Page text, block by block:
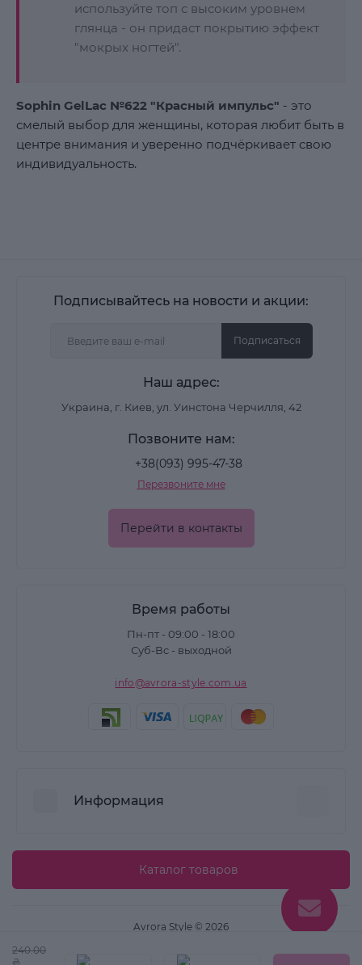
240.00
₴
используйте топ с высоким уровнем
глянца - он придаст покрытию эффект
"мокрых ногтей".
Sophin GelLac №622 "Красный импульс" - это
смелый выбор для женщины, которая любит быть в
центре внимания и уверенно подчёркивает свою
индивидуальность.
Подписывайтесь на новости и акции:
Подписаться
Наш адрес:
Украина, г. Киев, ул. Уинстона Черчилля, 42
Позвоните нам:
+38(093) 995-47-38
Перезвоните мне
Перейти в контакты
Время работы
Пн-пт - 09:00 - 18:00
Суб-Вс - выходной
info@avrora-style.com.ua
Информация
Пользовательское соглашение
Карта сайта
Каталог товаров
Avrora Style © 2026